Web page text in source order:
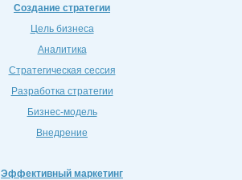
Создание стратегии
Цель бизнеса
Аналитика
Стратегическая сессия
Разработка стратегии
Бизнес-модель
Внедрение
Эффективный маркетинг